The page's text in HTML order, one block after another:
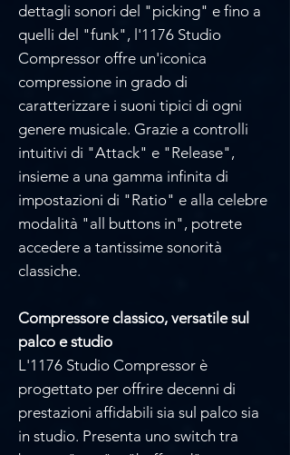
dettagli sonori del "picking" e fino a
quelli del "funk", l'1176 Studio
Compressor offre un'iconica
compressione in grado di
caratterizzare i suoni tipici di ogni
genere musicale. Grazie a controlli
intuitivi di "Attack" e "Release",
insieme a una gamma infinita di
impostazioni di "Ratio" e alla celebre
modalità "all buttons in", potrete
accedere a tantissime sonorità
classiche.
Compressore classico, versatile sul
palco e studio
L'1176 Studio Compressor è
progettato per offrire decenni di
prestazioni affidabili sia sul palco sia
in studio. Presenta uno switch tra